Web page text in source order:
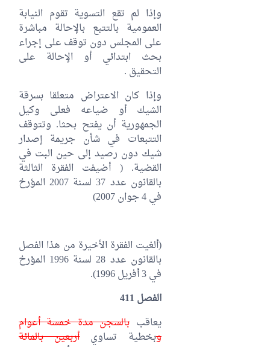
وإذا لم تقع التسوية تقوم النيابة
العمومية بالتتبع بالإحالة مباشرة
على المجلس دون توقف على إجراء
بحث ابتدائي أو الإحالة على
التحقيق .
وإذا كان الاعتراض متعلقا بسرقة
الشيك أو ضياعه فعلى وكيل
الجمهورية أن يفتح بحثا. وتتوقف
التتبعات في شأن جريمة إصدار
شيك دون رصيد إلى حين البت في
القضية. ( أضيفت الفقرة الثالثة
بالقانون عدد 37 لسنة 2007 المؤرخ
في 4 جوان 2007)
(ألغيت الفقرة الأخيرة من هذا الفصل
بالقانون عدد 28 لسنة 1996 المؤرخ
في 3 أفريل 1996).
الفصل 411
يعاقببالسجن مدة خمسة أعوام
وبخطية تساويأربعين بالمائة